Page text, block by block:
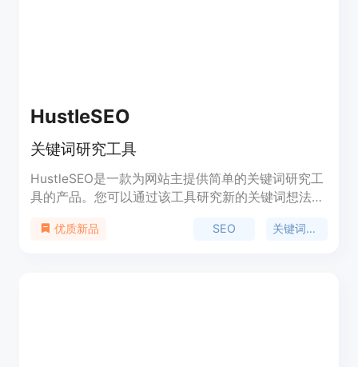
HustleSEO
关键词研究工具
HustleSEO是一款为网站主提供简单的关键词研究工
具的产品。您可以通过该工具研究新的关键词想法，
行SEO优化。此外，AI会为您生成10个与关键词相关
优质新品 SEO 关键词研究